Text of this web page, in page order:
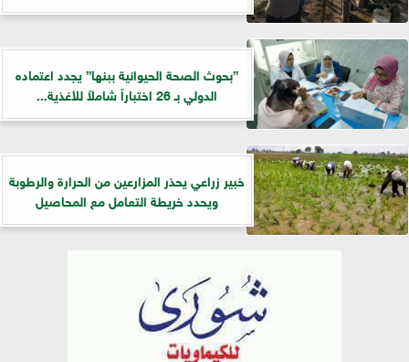
”بحوث الصحة الحيوانية ببنها” يجدد اعتماده
الدولي بـ 26 اختباراً شاملاً للأغذية...
خبير زراعي يحذر المزارعين من الحرارة والرطوبة
ويحدد خريطة التعامل مع المحاصيل